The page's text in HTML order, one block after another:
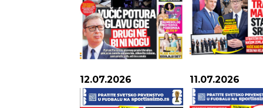
12.07.2026 11.07.2026